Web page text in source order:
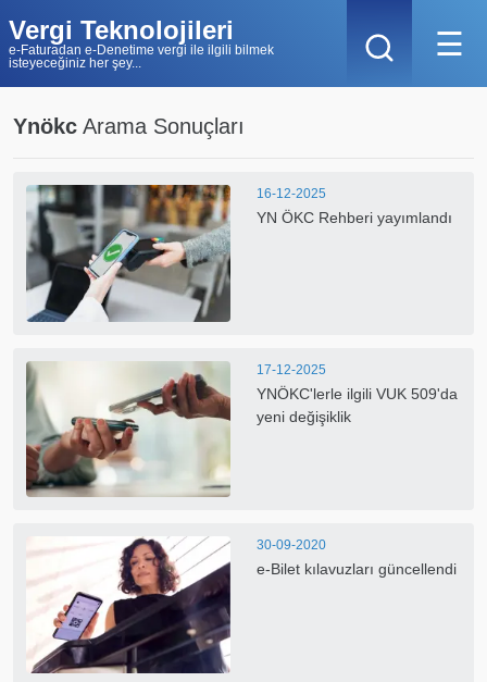
Vergi Teknolojileri
e-Faturadan e-Denetime vergi ile ilgili bilmek
isteyeceğiniz her şey...
☰
Ynökc Arama Sonuçları
16-12-2025
YN ÖKC Rehberi yayımlandı
17-12-2025
YNÖKC'lerle ilgili VUK 509'da
yeni değişiklik
30-09-2020
e-Bilet kılavuzları güncellendi